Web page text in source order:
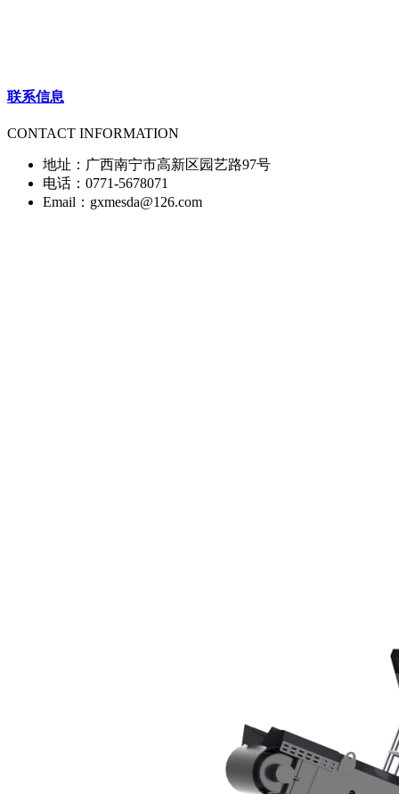
联系信息
CONTACT INFORMATION
地址：广西南宁市高新区园艺路97号
电话：0771-5678071
Email：gxmesda@126.com